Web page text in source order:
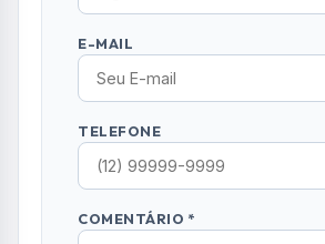
E-MAIL
TELEFONE
COMENTÁRIO *